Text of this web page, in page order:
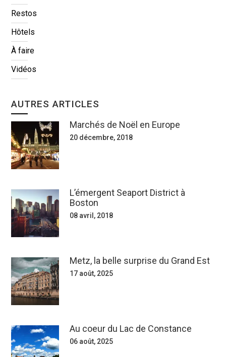
Restos
Hôtels
À faire
Vidéos
AUTRES ARTICLES
Marchés de Noël en Europe
20 décembre, 2018
L’émergent Seaport District à
Boston
08 avril, 2018
Metz, la belle surprise du Grand Est
17 août, 2025
Au coeur du Lac de Constance
06 août, 2025